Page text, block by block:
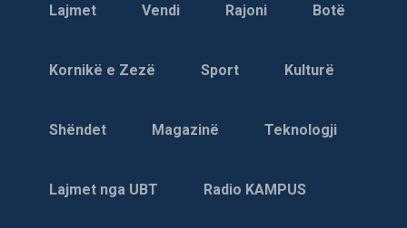
Lajmet Vendi Rajoni Botë
Kornikë e Zezë Sport Kulturë
Shëndet Magazinë Teknologji
Lajmet nga UBT Radio KAMPUS